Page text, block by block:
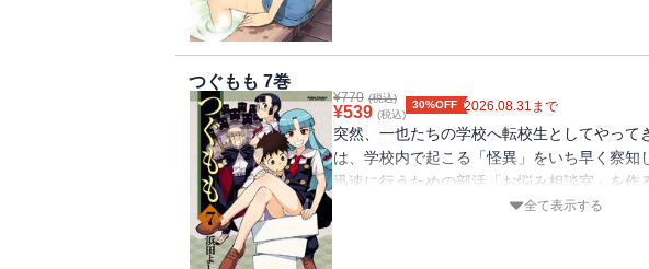
つぐもも 7巻
¥770 (税込)
¥539 (税込)
30%OFF 2026.08.31 まで
突然、一也たちの学校へ転校生としてやって
は、学校内で起こる「怪異」をいち早く察知
迅速に行うための部活「お悩み相談室」を作
た。千里たちにも手伝ってもらうことになっ
全て表示する